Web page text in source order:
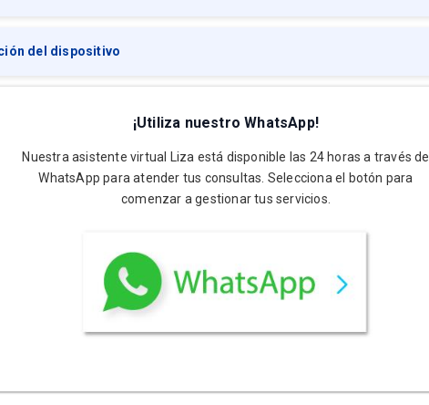
del dispositivo
¡Utiliza nuestro WhatsApp!
Nuestra asistente virtual Liza está disponible las 24 horas a través de
WhatsApp para atender tus consultas. Selecciona el botón para
comenzar a gestionar tus servicios.